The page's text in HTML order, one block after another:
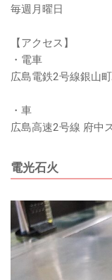
毎週月曜日
【アクセス】
・電車
広島電鉄2号線銀山
・車
広島高速2号線 府中
電光石火